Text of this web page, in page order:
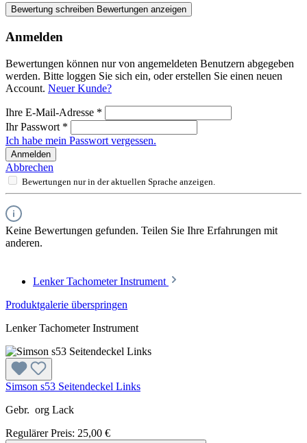
Bewertung schreiben Bewertungen anzeigen
Anmelden
Bewertungen können nur von angemeldeten Benutzern abgegeben
werden. Bitte loggen Sie sich ein, oder erstellen Sie einen neuen
Account. Neuer Kunde?
Ihre E-Mail-Adresse *
Ihr Passwort *
Ich habe mein Passwort vergessen.
Anmelden
Abbrechen
Bewertungen nur in der aktuellen Sprache anzeigen.
Keine Bewertungen gefunden. Teilen Sie Ihre Erfahrungen mit
anderen.
Lenker Tachometer Instrument
Produktgalerie überspringen
Lenker Tachometer Instrument
Simson s53 Seitendeckel Links
Gebr. org Lack
Regulärer Preis: 25,00 €